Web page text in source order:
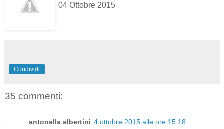
04 Ottobre 2015
Condividi
35 commenti:
antonella albertini 4 ottobre 2015 alle ore 15:18